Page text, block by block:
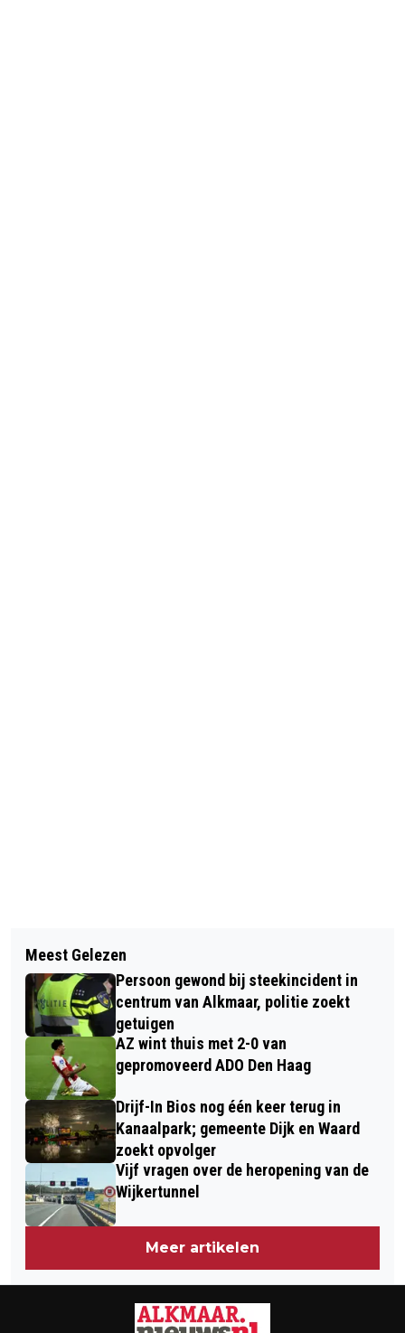
ALKMAAR SCHITTERT OVERAL
FEESTELIJK IN DE KLEUREN VAN DE
REGENBOOGVLAG (DEEL 1)
BRAND IN ZORGINSTELLING IN
ALKMAAR
Meest Gelezen
Persoon gewond bij steekincident in
centrum van Alkmaar, politie zoekt
getuigen
AZ wint thuis met 2-0 van
gepromoveerd ADO Den Haag
Drijf-In Bios nog één keer terug in
Kanaalpark; gemeente Dijk en Waard
zoekt opvolger
Vijf vragen over de heropening van de
Wijkertunnel
Meer artikelen